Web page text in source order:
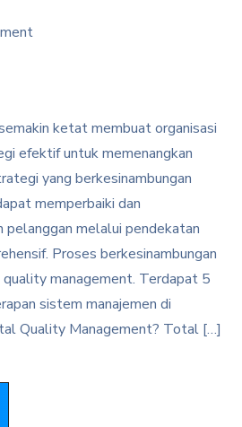
ketat membuat organisasi
efektif untuk memenangkan
yang berkesinambungan
memperbaiki dan
pelanggan melalui pendekatan
Proses berkesinambungan
management. Terdapat 5
sistem manajemen di
Quality Management? Total […]